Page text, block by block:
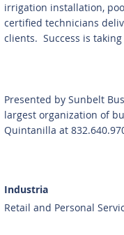
irrigation installation,
certified technicians
clients. Success is
Presented by Sunbelt
largest organization of
Quintanilla at
Industria
Retail and Personal